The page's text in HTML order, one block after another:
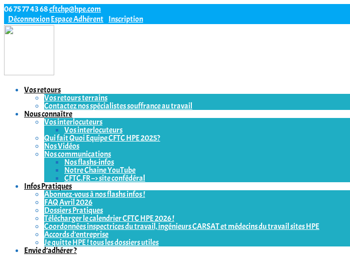
06 75 77 43 68cftchp@hpe.com
DéconnexionEspace Adhérent Inscription
Vos retours
Vos retours terrains
Contactez nos spécialistes souffrance au travail
Nous connaître
Vos interlocuteurs
Vos interlocuteurs
Qui fait Quoi Equipe CFTC HPE 2025?
Nos Vidéos
Nos communications
Nos flashs-infos
Notre Chaine YouTube
CFTC.FR –> site confédéral
Infos Pratiques
Abonnez-vous à nos flashs infos !
FAQ Avril 2026
Dossiers Pratiques
Télécharger le calendrier CFTC HPE 2026 !
Coordonnées inspectrices du travail, ingénieurs CARSAT et médecins du travail sites HPE
Accords d’entreprise
Je quitte HPE ! tous les dossiers utiles
Envie d’adhérer ?